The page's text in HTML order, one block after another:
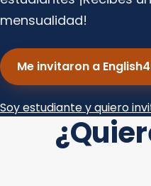
mensualidad!
Me invitaron a
Soy estudiante y quiero